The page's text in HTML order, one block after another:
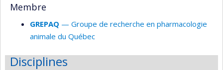
Membre
GREPAQ — Groupe de recherche en pharmacologie
animale du Québec
Disciplines